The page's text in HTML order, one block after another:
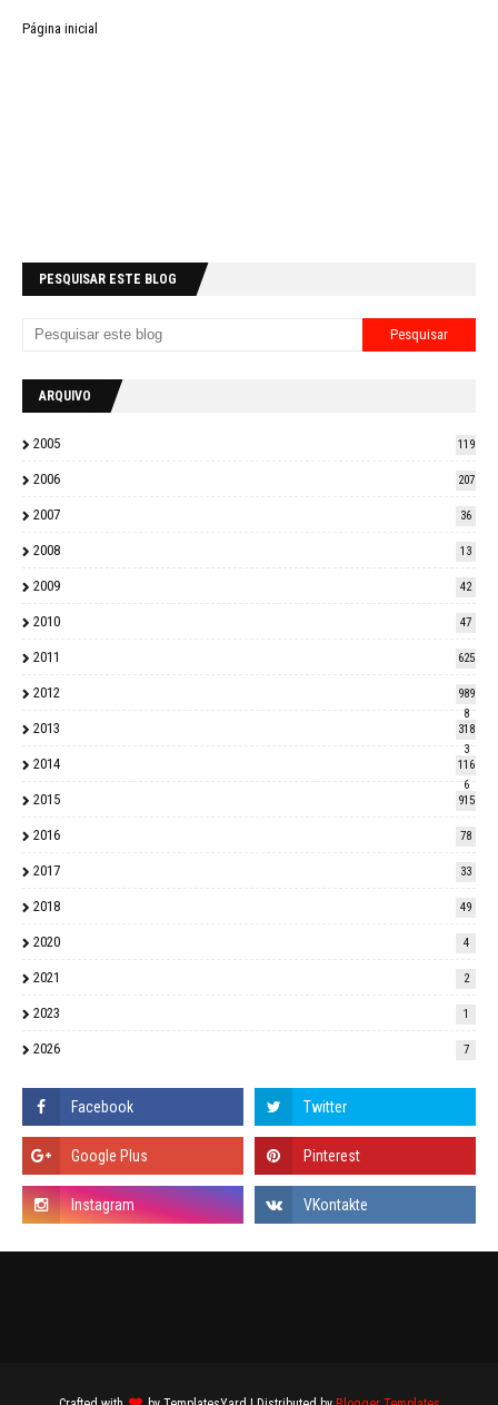
Página inicial
PESQUISAR ESTE BLOG
ARQUIVO
2005 119
2006 207
2007 36
2008 13
2009 42
2010 47
2011 625
2012
989
8
2013
318
3
2014
116
6
2015 915
2016 78
2017 33
2018 49
2020 4
2021 2
2023 1
2026 7